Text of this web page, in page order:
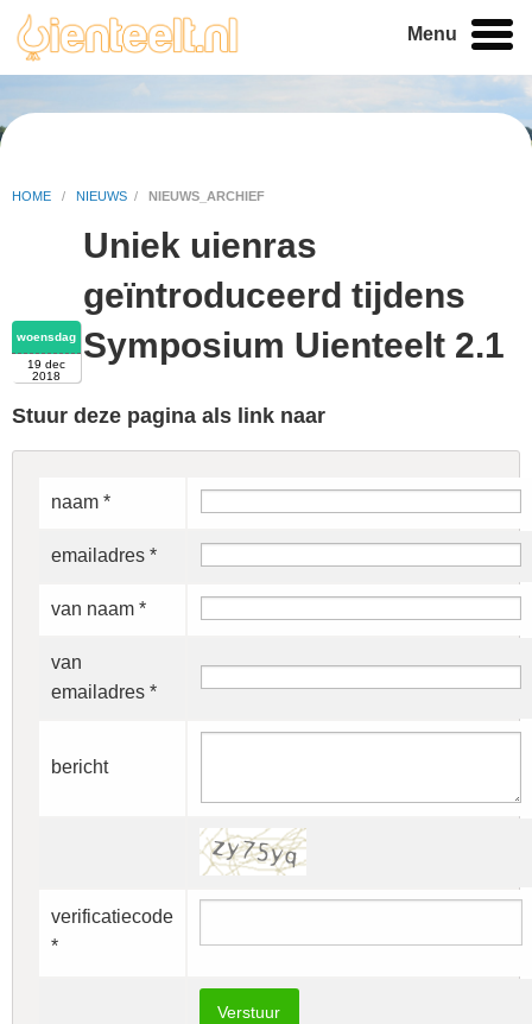
Menu
HOME / NIEUWS / NIEUWS_ARCHIEF
Uniek uienras
geïntroduceerd tijdens
Symposium Uienteelt 2.1
woensdag
19 dec
2018
Stuur deze pagina als link naar
naam *
emailadres *
van naam *
van
emailadres *
bericht
verificatiecode
*